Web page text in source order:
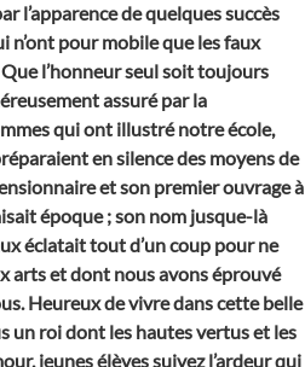
l’apparence de quelques succès
n’ont pour mobile que les faux
l’honneur seul soit toujours
assuré par la
qui ont illustré notre école,
en silence des moyens de
et son premier ouvrage à
époque ; son nom jusque-là
éclatait tout d’un coup pour ne
arts et dont nous avons éprouvé
Heureux de vivre dans cette belle
un roi dont les hautes vertus et les
jeunes élèves suivez l’ardeur qui